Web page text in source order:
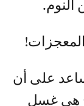
النوم.
على أن
هي غسل